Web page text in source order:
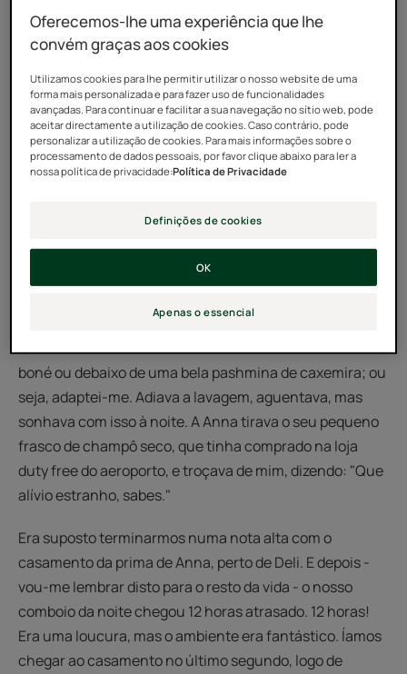
Para mim era claro: é impossível usar champô sem
água. Os champôs secos não me diziam nada. Lavar o
cabelo com um spray? Não compreendia a
noção. Costumava lavar o meu cabelo oleoso mal
apareciam os primeiros sinais de oleosidade. Ou seja, o
tempo todo. Mas estava a torná-lo pesado, e senti que
precisava de mudar algo.
minha amiga Anna. Uma viagem de mochila durante
quinze dias no norte da Índia, nos altos planaltos de
Ladakh - foi fantástico! E bastante arrepiante. Com o
nossas escalas, acabei por quebrar os meus hábitos.
Escondi o meu cabelo oleoso em mau estado debaixo do
boné ou debaixo de uma bela pashmina de caxemira; ou
seja, adaptei-me. Adiava a lavagem, aguentava, mas
sonhava com isso à noite. A Anna tirava o seu pequeno
frasco de champô seco, que tinha comprado na loja
duty free do aeroporto, e troçava de mim, dizendo: "Que
alívio estranho, sabes."
Era suposto terminarmos numa nota alta com o
casamento da prima de Anna, perto de Deli. E depois -
vou-me lembrar disto para o resto da vida - o nosso
comboio da noite chegou 12 horas atrasado. 12 horas!
Era uma loucura, mas o ambiente era fantástico. Íamos
chegar ao casamento no último segundo, logo de
Oferecemos-lhe uma experiência que lhe
convém graças aos cookies
Utilizamos cookies para lhe permitir utilizar o nosso website de uma
forma mais personalizada e para fazer uso de funcionalidades
avançadas. Para continuar e facilitar a sua navegação no sítio web, pode
aceitar directamente a utilização de cookies. Caso contrário, pode
personalizar a utilização de cookies. Para mais informações sobre o
processamento de dados pessoais, por favor clique abaixo para ler a
nossa política de privacidade:Política de Privacidade
Definições de cookies
Apenas o essencial
OK